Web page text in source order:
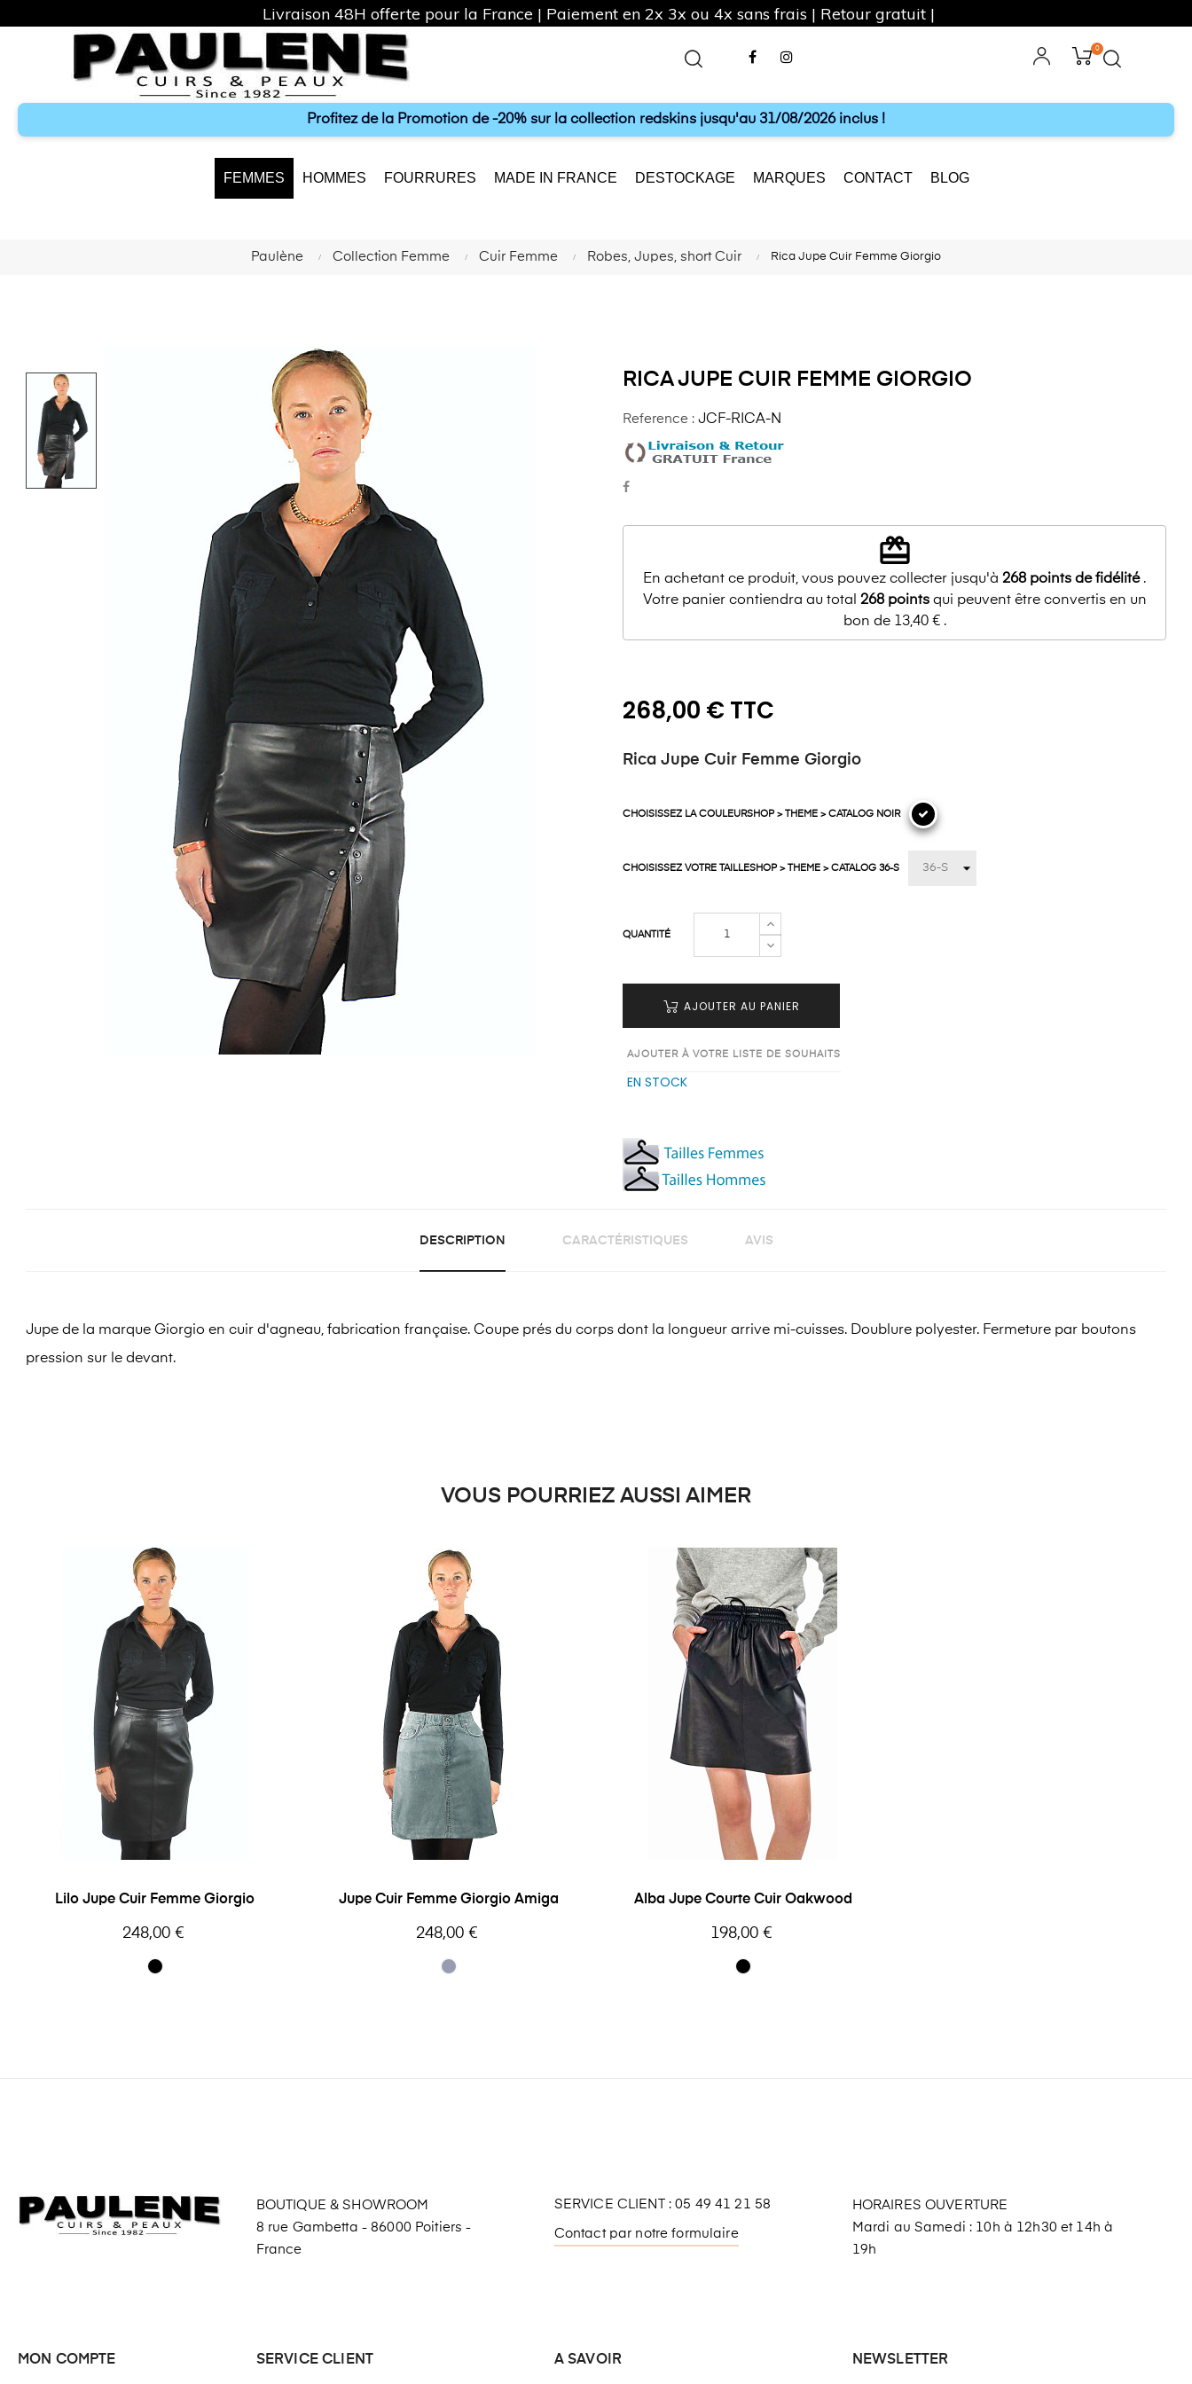
Facebook
0
Profitez de la Promotion de -20% sur la collection redskins jusqu'au 31/08/2026 inclus !
FEMMES HOMMES FOURRURES MADE IN FRANCE DESTOCKAGE MARQUES CONTACT BLOG
Paulène Collection Femme Cuir Femme Robes, Jupes, short Cuir Rica Jupe Cuir Femme Giorgio
RICA JUPE CUIR FEMME GIORGIO
Reference : JCF-RICA-N
redeem
En achetant ce produit, vous pouvez collecter jusqu'à 268 points de fidélité.
Votre panier contiendra au total 268pointsqui peuvent être convertis en un
bon de 13,40 €.
268,00 € TTC
Rica Jupe Cuir Femme Giorgio
CHOISISSEZ LA COULEURSHOP > THEME > CATALOG NOIR
CHOISISSEZ VOTRE TAILLESHOP > THEME > CATALOG 36-S
QUANTITÉ
AJOUTER AU PANIER
AJOUTER À VOTRE LISTE DE SOUHAITS
EN STOCK
DESCRIPTION CARACTÉRISTIQUES AVIS
Jupe de la marque Giorgio en cuir d'agneau, fabrication française. Coupe prés du corps dont la longueur arrive mi-cuisses. Doublure polyester. Fermeture par boutons
pression sur le devant.
VOUS POURRIEZ AUSSI AIMER
Lilo Jupe Cuir Femme Giorgio
Prix
248,00 €
Jupe Cuir Femme Giorgio Amiga
Prix
248,00 €
Alba Jupe Courte Cuir Oakwood
Prix
198,00 €
BOUTIQUE & SHOWROOM
8 rue Gambetta - 86000 Poitiers -
France
SERVICE CLIENT : 05 49 41 21 58
Contact par notre formulaire
HORAIRES OUVERTURE
Mardi au Samedi : 10h à 12h30 et 14h à
19h
MON COMPTE SERVICE CLIENT A SAVOIR NEWSLETTER
Livraison 48H offerte pour la France | Paiement en 2x 3x ou 4x sans frais | Retour gratuit |